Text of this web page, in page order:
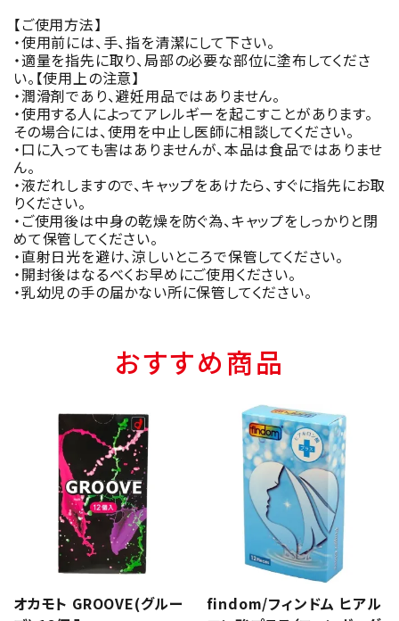
【ご使用方法】
・使用前には、手、指を清潔にして下さい。
・適量を指先に取り、局部の必要な部位に塗布してくださ
い。【使用上の注意】
・潤滑剤であり、避妊用品ではありません。
・使用する人によってアレルギーを起こすことがあります。
その場合には、使用を中止し医師に相談してください。
・口に入っても害はありませんが、本品は食品ではありませ
ん。
・液だれしますので、キャップをあけたら、すぐに指先にお取
りください。
・ご使用後は中身の乾燥を防ぐ為、キャップをしっかりと閉
めて保管してください。
・直射日光を避け、涼しいところで保管してください。
・開封後はなるべくお早めにご使用ください。
・乳幼児の手の届かない所に保管してください。
おすすめ商品
オカモト GROOVE(グルー
findom/フィンドム ヒアル